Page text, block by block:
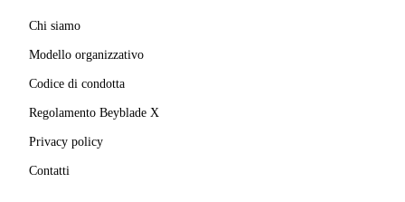
Chi siamo
Modello organizzativo
Codice di condotta
Regolamento Beyblade X
Privacy policy
Contatti